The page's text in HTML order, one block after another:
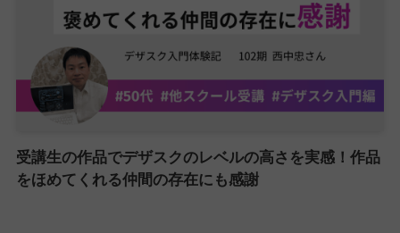
受講生の作品でデザスクのレベルの高さを実感！作品
をほめてくれる仲間の存在にも感謝